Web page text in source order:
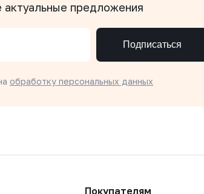
предложения
Подписаться
обработку персональных данных
Покупателям